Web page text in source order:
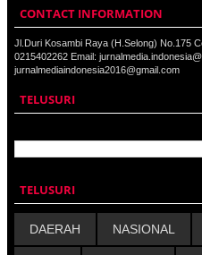
CONTACT INFORMATION
Jl.Duri Kosambi Raya (H.Selong) No.175
0215402262 Email:
jurnalmediaindonesia2016@gmail.com
TELUSURI
TELUSURI
DAERAH NASIONAL